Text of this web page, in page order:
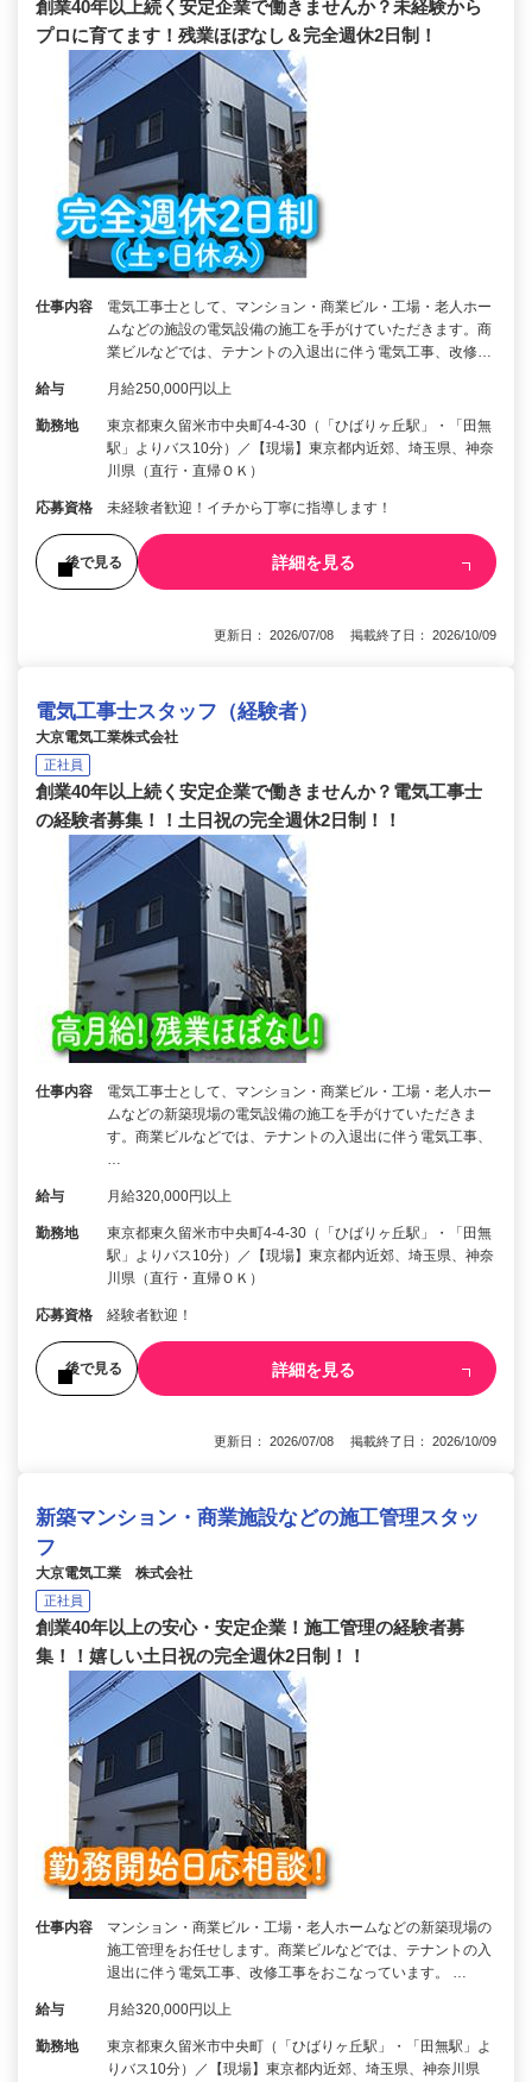
創業40年以上続く安定企業で働きませんか？未経験から
プロに育てます！残業ほぼなし＆完全週休2日制！
仕事内容
電気工事士として、マンション・商業ビル・工場・老人ホー
ムなどの施設の電気設備の施工を手がけていただきます。商
業ビルなどでは、テナントの入退出に伴う電気工事、改修…
給与 月給250,000円以上
勤務地
東京都東久留米市中央町4-4-30（「ひばりヶ丘駅」・「田無
駅」よりバス10分）／【現場】東京都内近郊、埼玉県、神奈
川県（直行・直帰ＯＫ）
応募資格 未経験者歓迎！イチから丁寧に指導します！
後で見る 詳細を見る
更新日： 2026/07/08 掲載終了日： 2026/10/09
電気工事士スタッフ（経験者）
大京電気工業株式会社
正社員
創業40年以上続く安定企業で働きませんか？電気工事士
の経験者募集！！土日祝の完全週休2日制！！
仕事内容
電気工事士として、マンション・商業ビル・工場・老人ホー
ムなどの新築現場の電気設備の施工を手がけていただきま
す。商業ビルなどでは、テナントの入退出に伴う電気工事、
…
給与 月給320,000円以上
勤務地
東京都東久留米市中央町4-4-30（「ひばりヶ丘駅」・「田無
駅」よりバス10分）／【現場】東京都内近郊、埼玉県、神奈
川県（直行・直帰ＯＫ）
応募資格 経験者歓迎！
後で見る 詳細を見る
更新日： 2026/07/08 掲載終了日： 2026/10/09
新築マンション・商業施設などの施工管理スタッ
フ
大京電気工業 株式会社
正社員
創業40年以上の安心・安定企業！施工管理の経験者募
集！！嬉しい土日祝の完全週休2日制！！
仕事内容
マンション・商業ビル・工場・老人ホームなどの新築現場の
施工管理をお任せします。商業ビルなどでは、テナントの入
退出に伴う電気工事、改修工事をおこなっています。 …
給与 月給320,000円以上
勤務地
東京都東久留米市中央町（「ひばりヶ丘駅」・「田無駅」よ
りバス10分）／【現場】東京都内近郊、埼玉県、神奈川県